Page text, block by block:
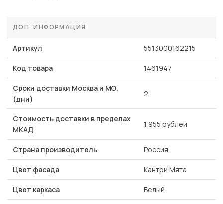
ДОП. ИНФОРМАЦИЯ
Артикул 5513000162215
Код товара 1461947
Сроки доставки Москва и МО,
(дни)
2
Стоимость доставки в пределах
МКАД
1 955 рублей
Страна производитель Россия
Цвет фасада Кантри Мята
Цвет каркаса Белый